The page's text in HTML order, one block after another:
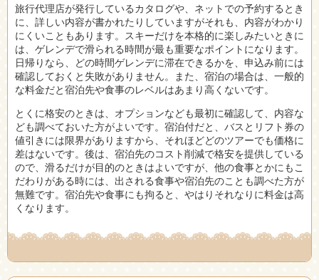
旅行代理店が発行しているカタログや、ネットでの予約するとき
に、詳しい内容が書かれたりしていますがそれも、内容がわかり
にくいこともあります。スキーだけを本格的に楽しみたいときに
は、ゲレンデで滑られる時間が最も重要なポイントになります。
日帰りなら、どの時間ゲレンデに滞在できるかを、申込み前には
確認しておくと失敗がありません。また、宿泊の場合は、一般的
な料金だと宿泊先や食事のレベルはあまり高くないです。
とくに格安のときは、オプションなども最初に確認して、内容な
ども調べておいた方がよいです。宿泊付だと、バスとリフト券の
値引きには限界がありますから、それほどどのツアーでも価格に
差はないです。後は、宿泊先のコスト削減で格安を提供している
ので、滑るだけが目的のときはよいですが、他の食事とかにもこ
だわりがある時には、出される食事や宿泊先のことも調べた方が
無難です。宿泊先や食事にも拘ると、やはりそれなりに料金は高
くなります。